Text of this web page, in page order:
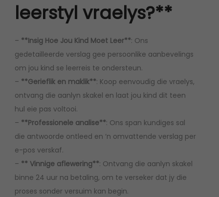
r
k
o
o
l
q
u
a
n
t
i
t
leerstyl vraelys?**
– **Insig Hoe Jou Kind Moet Leer**: Ons
gedetailleerde verslag gee persoonlike aanbevelings
om jou kind se leerreis te ondersteun.
– **Gerieflik en maklik**: Koop eenvoudig die vraelys,
ontvang die aanlyn skakel en laat jou kind dit teen
hul eie pas voltooi.
– **Professionele analise**: Ons span kundiges sal
die antwoorde ontleed en ‘n omvattende verslag per
e-pos verskaf.
– ** Vinnige aflewering**: Ontvang die aanlyn skakel
binne 24 uur na betaling, om te verseker dat jy die
proses sonder versuim kan begin.